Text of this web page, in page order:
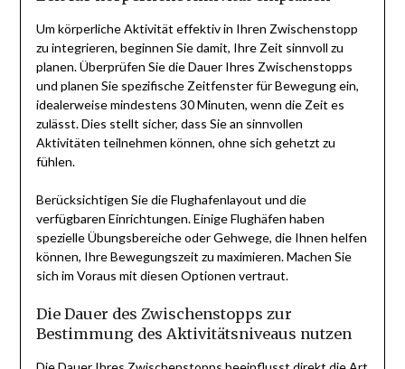
Um körperliche Aktivität effektiv in Ihren Zwischenstopp
zu integrieren, beginnen Sie damit, Ihre Zeit sinnvoll zu
planen. Überprüfen Sie die Dauer Ihres Zwischenstopps
und planen Sie spezifische Zeitfenster für Bewegung ein,
idealerweise mindestens 30 Minuten, wenn die Zeit es
zulässt. Dies stellt sicher, dass Sie an sinnvollen
Aktivitäten teilnehmen können, ohne sich gehetzt zu
fühlen.
Berücksichtigen Sie die Flughafenlayout und die
verfügbaren Einrichtungen. Einige Flughäfen haben
spezielle Übungsbereiche oder Gehwege, die Ihnen helfen
können, Ihre Bewegungszeit zu maximieren. Machen Sie
sich im Voraus mit diesen Optionen vertraut.
Die Dauer des Zwischenstopps zur
Bestimmung des Aktivitätsniveaus nutzen